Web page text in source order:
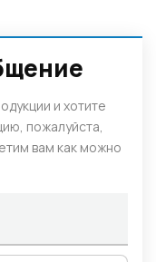
и хотите
пожалуйста,
вам как можно